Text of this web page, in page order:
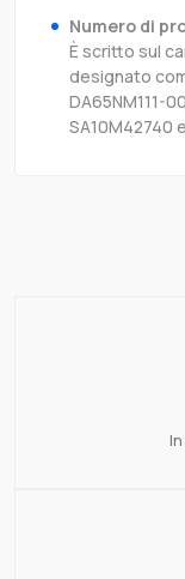
Numero di
È scritto sul
designato
DA65NM111-
SA10M42740